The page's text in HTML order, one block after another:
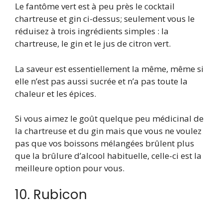
Le fantôme vert est à peu près le cocktail
chartreuse et gin ci-dessus; seulement vous le
réduisez à trois ingrédients simples : la
chartreuse, le gin et le jus de citron vert.
La saveur est essentiellement la même, même si
elle n’est pas aussi sucrée et n’a pas toute la
chaleur et les épices.
Si vous aimez le goût quelque peu médicinal de
la chartreuse et du gin mais que vous ne voulez
pas que vos boissons mélangées brûlent plus
que la brûlure d’alcool habituelle, celle-ci est la
meilleure option pour vous.
10. Rubicon